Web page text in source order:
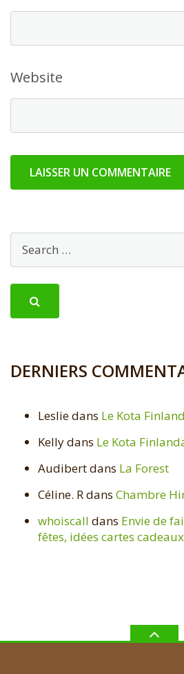
Website
DERNIERS
Lesliedans Le Kota
Kellydans Le Kota
Audibertdans La Forest
Céline. Rdans Chambre
whoiscall dans Envie de
fêtes, idées cartes